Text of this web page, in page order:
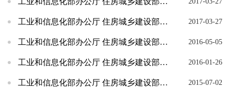
工业和信息化部办公厅 住房城乡建设部办公厅关于2016年光纤到户国家标准执行情况的通报 2017-03-27
工业和信息化部办公厅 住房城乡建设部办公厅关于开展2016年光纤到户国家标准执行情况联合检... 2016-05-05
工业和信息化部办公厅 住房城乡建设部办公厅关于2015年光纤到户国家标准贯彻实施工作检查情... 2016-01-26
工业和信息化部办公厅 住房城乡建设部办公厅关于开展2015年光纤到户国家标准贯彻实施情况大... 2015-07-02